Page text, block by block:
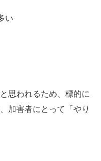
い
思われるため、標的に
加害者にとって「やり